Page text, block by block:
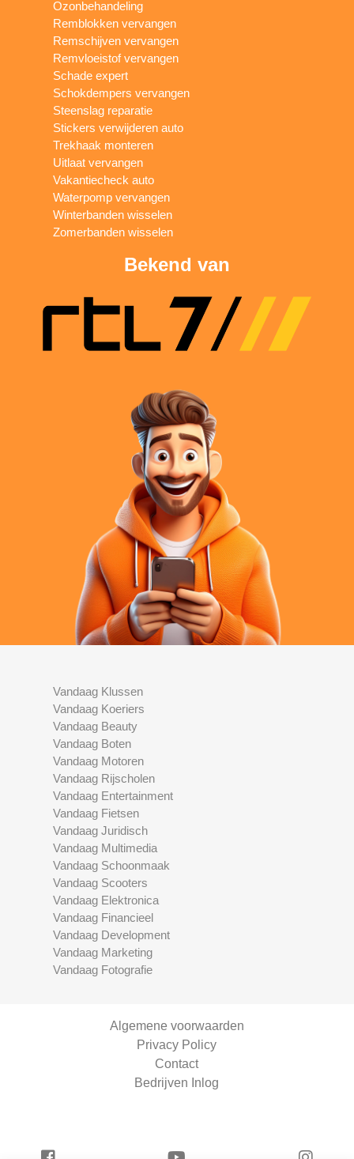
Ozonbehandeling
Remblokken vervangen
Remschijven vervangen
Remvloeistof vervangen
Schade expert
Schokdempers vervangen
Steenslag reparatie
Stickers verwijderen auto
Trekhaak monteren
Uitlaat vervangen
Vakantiecheck auto
Waterpomp vervangen
Winterbanden wisselen
Zomerbanden wisselen
Bekend van
Vandaag Klussen
Vandaag Koeriers
Vandaag Beauty
Vandaag Boten
Vandaag Motoren
Vandaag Rijscholen
Vandaag Entertainment
Vandaag Fietsen
Vandaag Juridisch
Vandaag Multimedia
Vandaag Schoonmaak
Vandaag Scooters
Vandaag Elektronica
Vandaag Financieel
Vandaag Development
Vandaag Marketing
Vandaag Fotografie
Algemene voorwaarden
Privacy Policy
Contact
Bedrijven Inlog